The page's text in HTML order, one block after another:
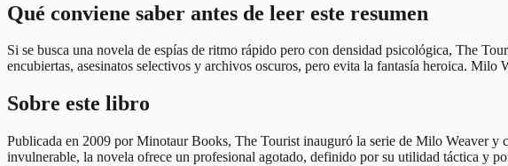
Qué conviene saber antes de leer este resumen
Si se busca una novela de espías de ritmo rápido pero con densidad psicológica, The
encubiertas, asesinatos selectivos y archivos oscuros, pero evita la fantasía heroica. Milo
Sobre este libro
Publicada en 2009 por Minotaur Books, The Tourist inauguró la serie de Milo Weaver
invulnerable, la novela ofrece un profesional agotado, definido por su utilidad táctica y